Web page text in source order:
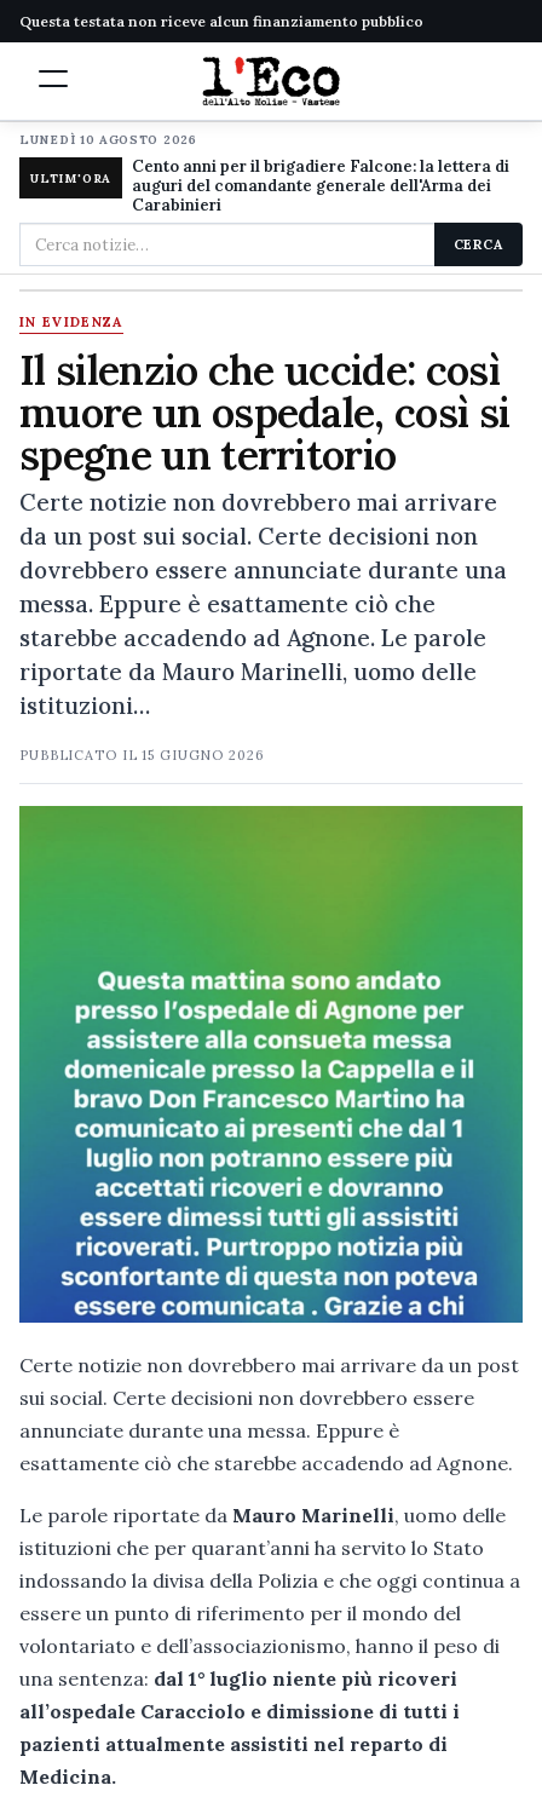
Questa testata non riceve alcun finanziamento pubblico
LUNEDÌ 10 AGOSTO 2026
ULTIM'ORA
Cento anni per il brigadiere Falcone: la lettera di
auguri del comandante generale dell'Arma dei
Carabinieri
Cerca
nel
sito
CERCA
IN EVIDENZA
Il silenzio che uccide: così
muore un ospedale, così si
spegne un territorio
Certe notizie non dovrebbero mai arrivare
da un post sui social. Certe decisioni non
dovrebbero essere annunciate durante una
messa. Eppure è esattamente ciò che
starebbe accadendo ad Agnone. Le parole
riportate da Mauro Marinelli, uomo delle
istituzioni…
PUBBLICATO IL15 GIUGNO 2026
Certe notizie non dovrebbero mai arrivare da un post
sui social. Certe decisioni non dovrebbero essere
annunciate durante una messa. Eppure è
esattamente ciò che starebbe accadendo ad Agnone.
Le parole riportate da Mauro Marinelli, uomo delle
istituzioni che per quarant’anni ha servito lo Stato
indossando la divisa della Polizia e che oggi continua a
essere un punto di riferimento per il mondo del
volontariato e dell’associazionismo, hanno il peso di
una sentenza: dal 1° luglio niente più ricoveri
all’ospedale Caracciolo e dimissione di tutti i
pazienti attualmente assistiti nel reparto di
Medicina.